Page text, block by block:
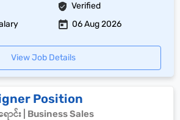
Verified
06 Aug 2026
View Job Details
Position
ာင်း | Business Sales